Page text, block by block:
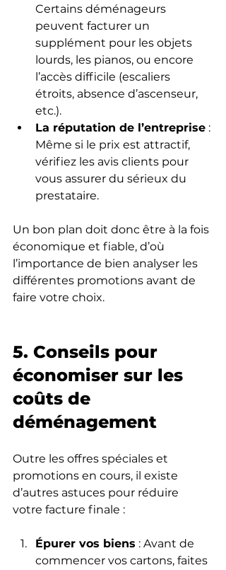
Certains déménageurs
peuvent facturer un
supplément pour les objets
lourds, les pianos, ou encore
l’accès difficile (escaliers
étroits, absence d’ascenseur,
etc.).
La réputation de l’entreprise :
Même si le prix est attractif,
vérifiez les avis clients pour
vous assurer du sérieux du
prestataire.
Un bon plan doit donc être à la fois
économique et fiable, d’où
l’importance de bien analyser les
différentes promotions avant de
faire votre choix.
5. Conseils pour
économiser sur les
coûts de
déménagement
Outre les offres spéciales et
promotions en cours, il existe
d’autres astuces pour réduire
votre facture finale :
Épurer vos biens : Avant de
commencer vos cartons, faites